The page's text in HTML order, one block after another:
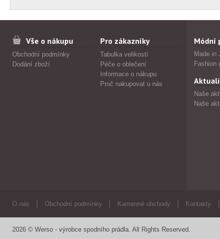
Vše o nákupu
Obchodní podmínky
Dodání zboží
Pro zákazníky
Tabulka velikostí
Péče o oblečení
Informace o nákupu
Proč nakupovat u nás
Módní
Made in
Fashion
Naše
Naše
O nás Obchodní podmínky Kamenné obchody Kontakty
2026 © Werso - výrobce spodního prádla. All Rights Reserved.